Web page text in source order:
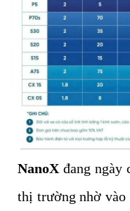
NanoX đang ngày
thị trường nhờ vào